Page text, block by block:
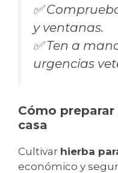
✅
y ventanas.
✅ Ten a
urgencias
Cómo
casa
Cultivar hierba
económico y